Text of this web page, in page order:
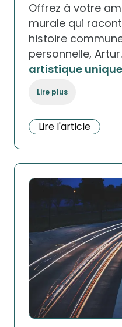
Offrez à votre
murale qui
histoire
personnelle,
artistique unique
Lire plus
Lire l'article